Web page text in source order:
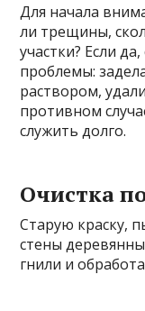
Для начала
ли трещины,
участки? Если
проблемы:
раствором,
противном
служить долго.
Очистка
Старую краску,
стены
гнили и